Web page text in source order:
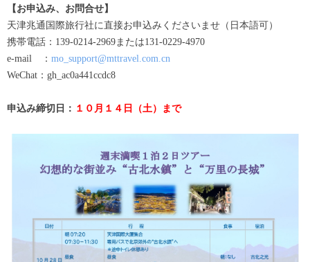
【お申込み、お問合せ】
天津兆通国際旅行社に直接お申込みくださいませ（日本語可）
携帯電話：139-0214-2969または131-0229-4970
e-mail ： mo_support@mttravel.com.cn
WeChat：gh_ac0a441ccdc8
申込み締切日： １０月１４日（土）まで